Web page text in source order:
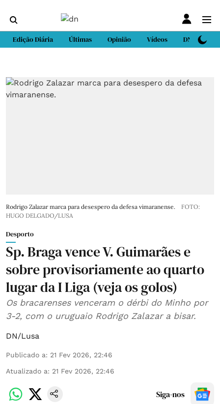
Edição Diária Últimas Opinião Vídeos DN Sport
Rodrigo Zalazar marca para desespero da defesa vimaranense.
FOTO:
HUGO DELGADO/LUSA
Desporto
Sp. Braga vence V. Guimarães e
sobre provisoriamente ao quarto
lugar da I Liga (veja os golos)
Os bracarenses venceram o dérbi do Minho por
3-2, com o uruguaio Rodrigo Zalazar a bisar.
DN/Lusa
Publicado a: 21 Fev 2026, 22:46
Atualizado a: 21 Fev 2026, 22:46
Siga-nos